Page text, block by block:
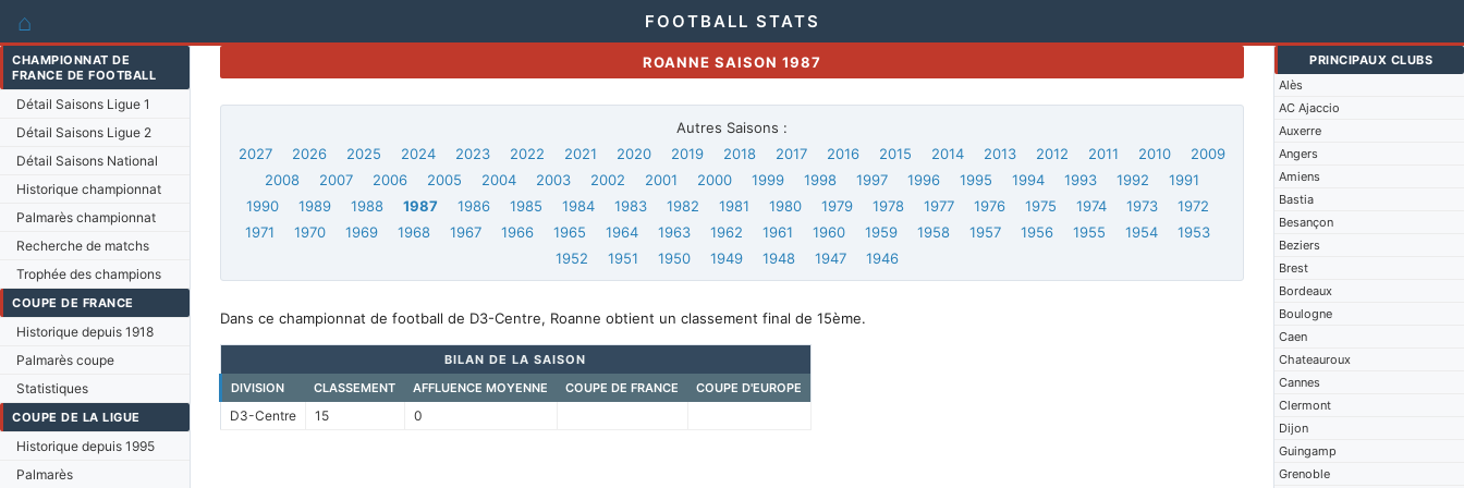
⌂ FOOTBALL STATS
CHAMPIONNAT DE
FRANCE DE FOOTBALL
Détail Saisons Ligue 1
Détail Saisons Ligue 2
Détail Saisons National
Historique championnat
Palmarès championnat
Recherche de matchs
Trophée des champions
COUPE DE FRANCE
Historique depuis 1918
Palmarès coupe
Statistiques
COUPE DE LA LIGUE
Historique depuis 1995
Palmarès
PRINCIPAUX CLUBS
Alès
AC Ajaccio
Auxerre
Angers
Amiens
Bastia
Besançon
Beziers
Brest
Bordeaux
Boulogne
Caen
Chateauroux
Cannes
Clermont
Dijon
Guingamp
Grenoble
ROANNE SAISON 1987
Autres Saisons :
2027
2026 2025 2024 2023 2022 2021 2020 2019 2018 2017 2016 2015 2014 2013 2012 2011 2010
2009
2008
2007 2006 2005 2004 2003 2002 2001 2000 1999 1998 1997 1996 1995 1994 1993 1992
1991
1990
1989 1988 1987 1986 1985 1984 1983 1982 1981 1980 1979 1978 1977 1976 1975 1974 1973
1972
1971
1970 1969 1968 1967 1966 1965 1964 1963 1962 1961 1960 1959 1958 1957 1956 1955 1954
1953
1952
1951 1950 1949 1948 1947 1946
Dans ce championnat de football de D3-Centre, Roanne obtient un classement final de 15ème.
BILAN DE LA SAISON
DIVISION
CLASSEMENT AFFLUENCE MOYENNE COUPE DE FRANCE COUPE D'EUROPE
D3-Centre 15 0